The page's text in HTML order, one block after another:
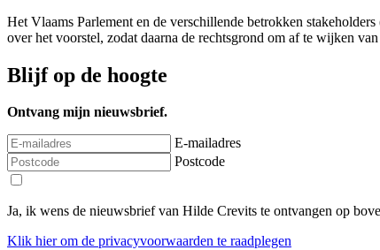
Het Vlaams Parlement en de verschillende betrokken
over het voorstel, zodat daarna de rechtsgrond om af te wijken
Blijf op de hoogte
Ontvang mijn nieuwsbrief.
E-mailadres
Postcode
Ja, ik wens de nieuwsbrief van Hilde Crevits te ontvangen op
Klik hierom de privacyvoorwaarden te raadplegen